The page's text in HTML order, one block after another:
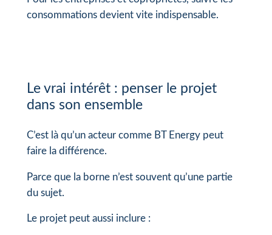
consommations devient vite indispensable.
Le vrai intérêt : penser le projet
dans son ensemble
C’est là qu’un acteur comme BT Energy peut
faire la différence.
Parce que la borne n’est souvent qu’une partie
du sujet.
Le projet peut aussi inclure :